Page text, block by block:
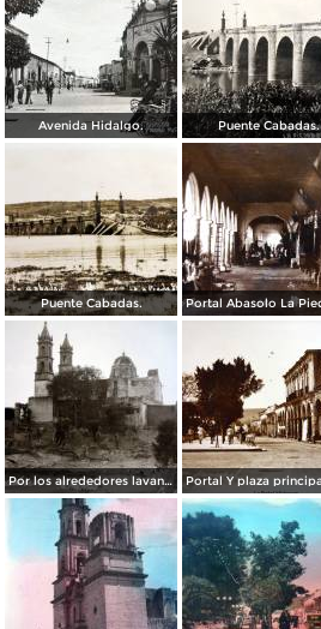
Avenida Hidalgo. Puente Cabadas.
Puente Cabadas.
Por los alrededores lavanderas en el rio La Piedad, Michoacán.